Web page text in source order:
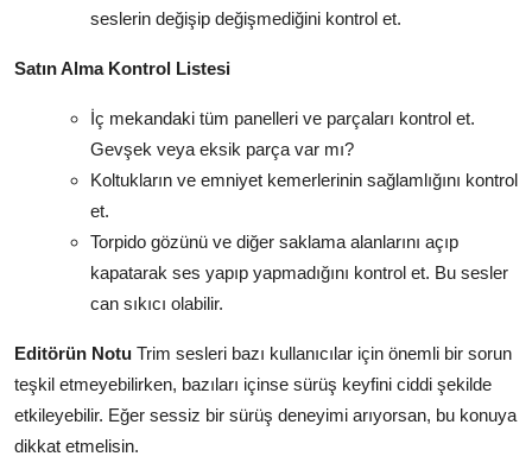
seslerin değişip değişmediğini kontrol et.
Satın Alma Kontrol Listesi
İç mekandaki tüm panelleri ve parçaları kontrol et.
Gevşek veya eksik parça var mı?
Koltukların ve emniyet kemerlerinin sağlamlığını kontrol
et.
Torpido gözünü ve diğer saklama alanlarını açıp
kapatarak ses yapıp yapmadığını kontrol et. Bu sesler
can sıkıcı olabilir.
Editörün Notu Trim sesleri bazı kullanıcılar için önemli bir sorun
teşkil etmeyebilirken, bazıları içinse sürüş keyfini ciddi şekilde
etkileyebilir. Eğer sessiz bir sürüş deneyimi arıyorsan, bu konuya
dikkat etmelisin.